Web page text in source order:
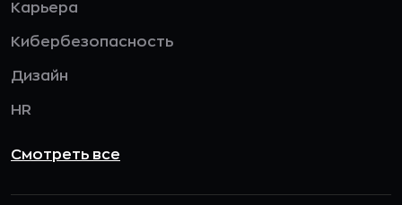
Карьера
Кибербезопасность
Дизайн
HR
Смотреть все